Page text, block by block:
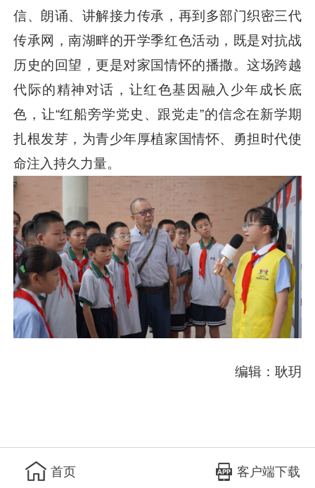
信、朗诵、讲解接力传承，再到多部门织密三代
传承网，南湖畔的开学季红色活动，既是对抗战
历史的回望，更是对家国情怀的播撒。这场跨越
代际的精神对话，让红色基因融入少年成长底
色，让“红船旁学党史、跟党走”的信念在新学期
扎根发芽，为青少年厚植家国情怀、勇担时代使
命注入持久力量。
编辑：耿玥
首页 客户端下载